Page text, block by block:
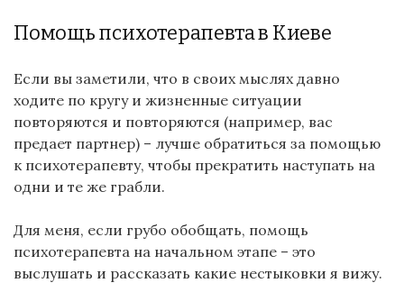
Помощь психотерапевта в Киеве
Если вы заметили, что в своих мыслях давно
ходите по кругу и жизненные ситуации
повторяются и повторяются (например, вас
предает партнер) – лучше обратиться за помощью
к психотерапевту, чтобы прекратить наступать на
одни и те же грабли.
Для меня, если грубо обобщать, помощь
психотерапевта на начальном этапе – это
выслушать и рассказать какие нестыковки я вижу.